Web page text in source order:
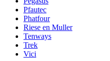
Pfautec
Phatfour
Riese en Muller
Tenways
Trek
Vici